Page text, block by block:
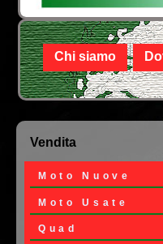
Chi siamo
Vendita
Moto Nuove
Moto Usate
Quad